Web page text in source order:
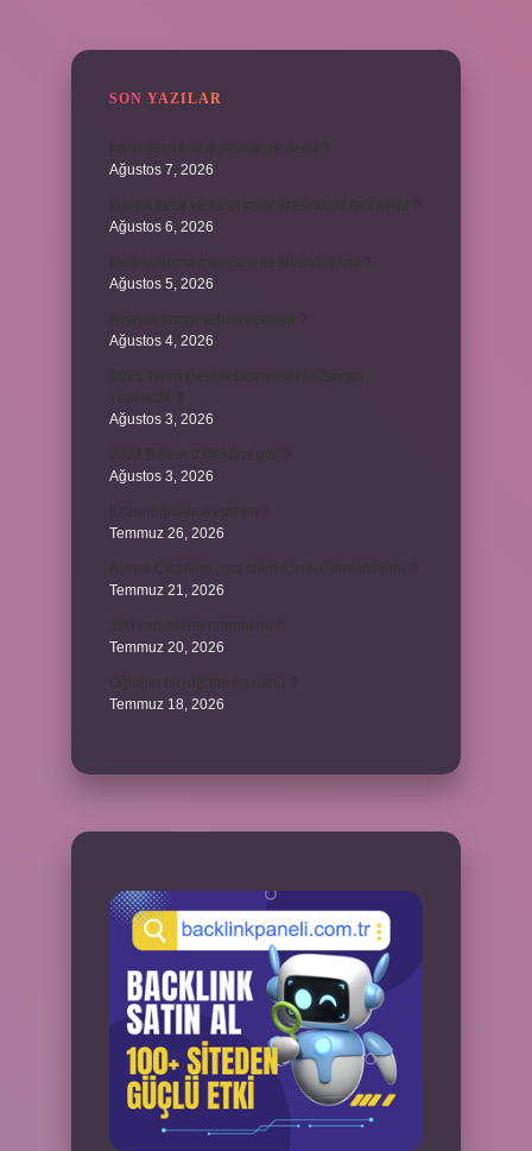
SON YAZILAR
Ağustos 7, 2026
Ağustos 6, 2026
Ağustos 5, 2026
Ağustos 4, 2026
Ağustos 3, 2026
Ağustos 3, 2026
Temmuz 26, 2026
Temmuz 21, 2026
Temmuz 20, 2026
Temmuz 18, 2026